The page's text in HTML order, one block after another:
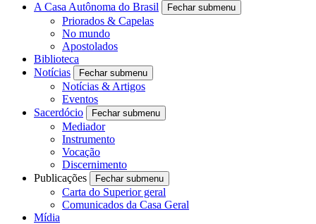
A Casa Autônoma do Brasil
Fechar submenu
Priorados & Capelas
No mundo
Apostolados
Biblioteca
Notícias
Fechar submenu
Notícias & Artigos
Eventos
Sacerdócio
Fechar submenu
Mediador
Instrumento
Vocação
Discernimento
Publicações
Fechar submenu
Carta do Superior geral
Comunicados da Casa Geral
Mídia